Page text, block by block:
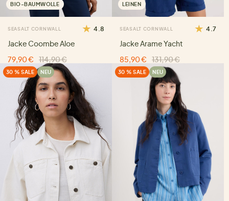
BIO-BAUMWOLLE
SEASALT CORNWALL 4.8
Jacke Coombe Aloe
79,90 €
114,90 €
LEINEN
SEASALT CORNWALL 4.7
Jacke Arame Yacht
85,90 €
131,90 €
30 % SALE NEU 30 % SALE NEU